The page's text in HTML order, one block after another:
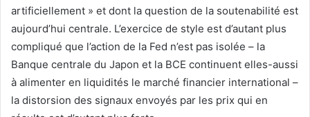
artificiellement » et dont la question de la soutenabilité est
aujourd’hui centrale. L’exercice de style est d’autant plus
compliqué que l’action de la Fed n’est pas isolée – la
Banque centrale du Japon et la BCE continuent elles-aussi
à alimenter en liquidités le marché financier international –
la distorsion des signaux envoyés par les prix qui en